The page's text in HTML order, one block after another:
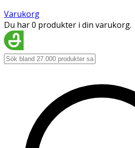
Varukorg
Du har 0 produkter i din varukorg.